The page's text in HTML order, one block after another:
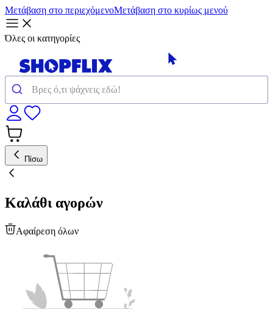
Μετάβαση στο περιεχόμενοΜετάβαση στο κυρίως μενού
Όλες οι κατηγορίες
Πίσω
Καλάθι αγορών
Αφαίρεση όλων